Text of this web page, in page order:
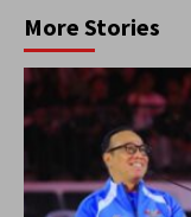
More Stories